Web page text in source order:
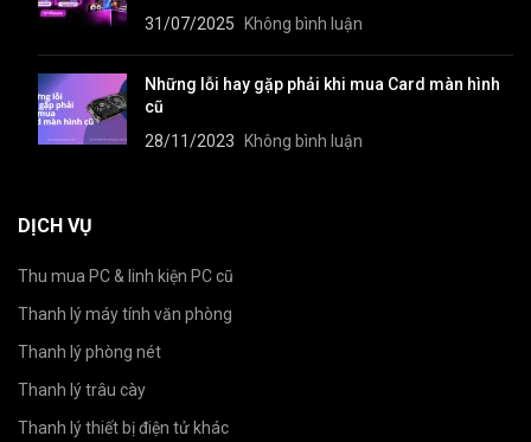
31/07/2025
Không bình luận
Những lỗi hay gặp phải khi mua Card màn hình
cũ
28/11/2023
Không bình luận
DỊCH VỤ
Thu mua PC & linh kiện PC cũ
Thanh lý máy tính văn phòng
Thanh lý phòng nét
Thanh lý trâu cày
Thanh lý thiết bị điện tử khác